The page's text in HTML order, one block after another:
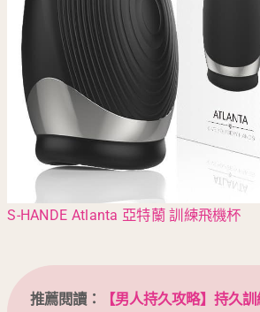
S-HANDE Atlanta 亞特蘭 訓練飛機杯
推薦閱讀：
【男人持久攻略】持久